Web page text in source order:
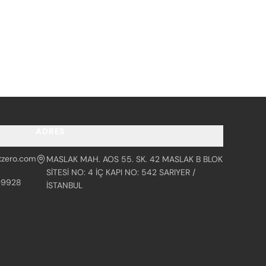
MASLAK MAH. AOS 55. SK. 42 MASLAK B BLOK
SİTESİ NO: 4 İÇ KAPI NO: 542 SARIYER /
İSTANBUL